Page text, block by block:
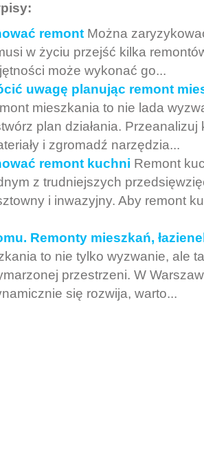
remont Można
w życiu przejść kilka
może wykonać go...
uwagę planując remont
mieszkania to nie lada
plan działania. Przeanalizuj
i zgromadź narzędzia...
remont kuchni Remont
z trudniejszych
i inwazyjny. Aby remont
Remonty mieszkań,
to nie tylko wyzwanie, ale
przestrzeni. W
się rozwija, warto...